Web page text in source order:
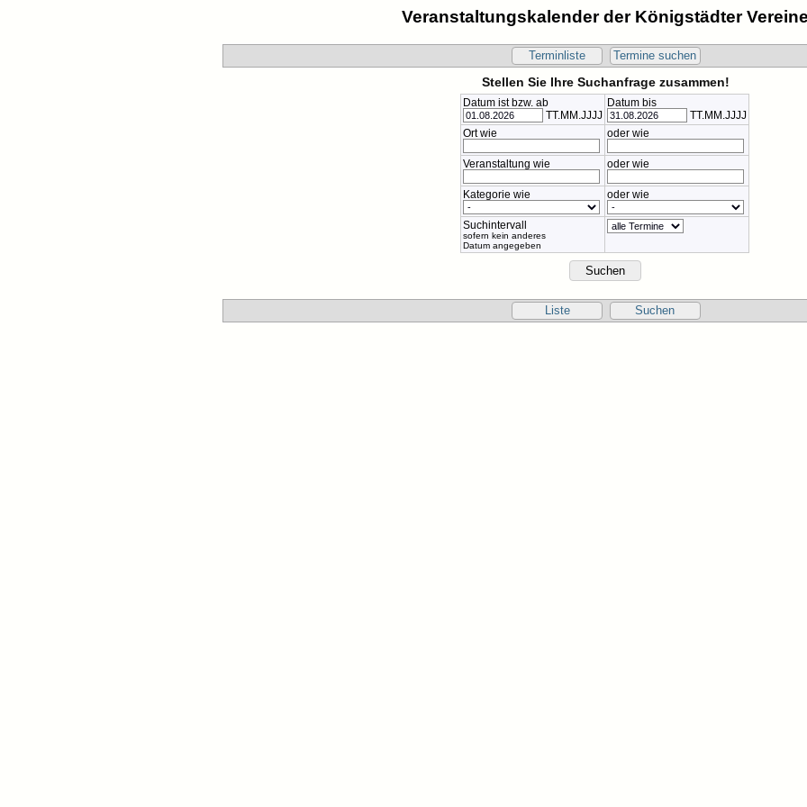
Veranstaltungskalender der Königstädter
Terminliste Termine suchen
Stellen Sie Ihre Suchanfrage zusammen!
Datum ist bzw. ab
TT.MM.JJJJ
Datum bis
TT.MM.JJJJ
Ort wie
oder wie
Veranstaltung wie oder wie
Kategorie wie oder wie
Suchintervall
sofern kein anderes
Datum angegeben
Liste Suchen